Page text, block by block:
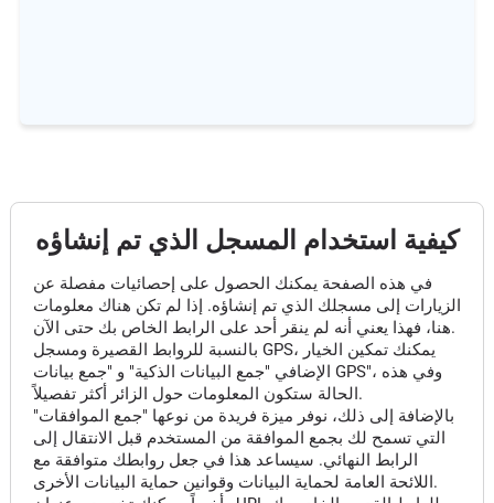
كيفية استخدام المسجل الذي تم إنشاؤه
في هذه الصفحة يمكنك الحصول على إحصائيات مفصلة عن
الزيارات إلى مسجلك الذي تم إنشاؤه. إذا لم تكن هناك معلومات
هنا، فهذا يعني أنه لم ينقر أحد على الرابط الخاص بك حتى الآن.
بالنسبة للروابط القصيرة ومسجل GPS، يمكنك تمكين الخيار
الإضافي "جمع البيانات الذكية" و "جمع بيانات GPS"، وفي هذه
الحالة ستكون المعلومات حول الزائر أكثر تفصيلاً.
بالإضافة إلى ذلك، نوفر ميزة فريدة من نوعها "جمع الموافقات"
التي تسمح لك بجمع الموافقة من المستخدم قبل الانتقال إلى
الرابط النهائي. سيساعد هذا في جعل روابطك متوافقة مع
اللائحة العامة لحماية البيانات وقوانين حماية البيانات الأخرى.